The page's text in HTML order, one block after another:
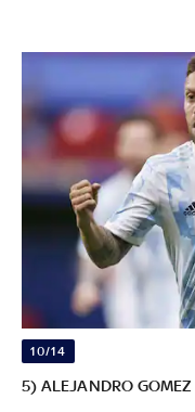
10/14
5) ALEJANDRO GOMEZ